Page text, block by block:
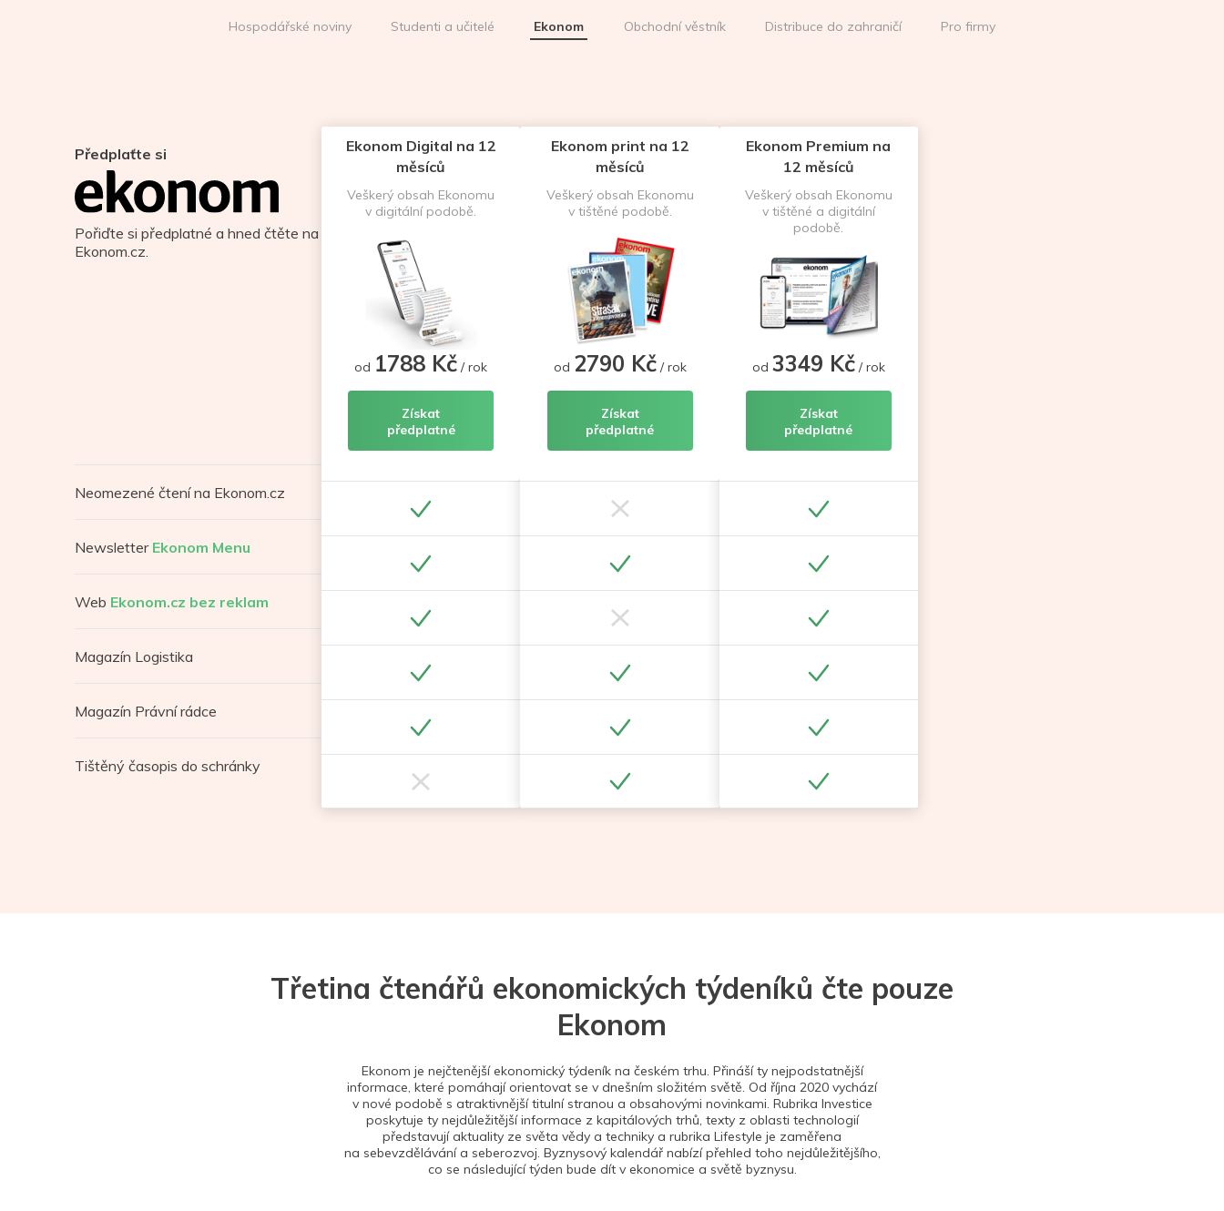
Hospodářské noviny Studenti a učitelé Ekonom Obchodní věstník Distribuce do zahraničí Pro firmy
Předplaťte si
Pořiďte si předplatné a hned čtěte na
Ekonom.cz.
Neomezené čtení na Ekonom.cz
Newsletter Ekonom Menu
Web Ekonom.cz bez reklam
Magazín Logistika
Magazín Právní rádce
Tištěný časopis do schránky
Ekonom Digital na 12
měsíců
Veškerý obsah Ekonomu
v digitální podobě.
od 1788 Kč / rok
Získat
předplatné
Ekonom print na 12
měsíců
Veškerý obsah Ekonomu
v tištěné podobě.
od 2790 Kč/ rok
Získat
předplatné
Ekonom Premium na
12 měsíců
Veškerý obsah Ekonomu
v tištěné a digitální
podobě.
od 3349 Kč/ rok
Získat
předplatné
Třetina čtenářů ekonomických týdeníků čte pouze
Ekonom
Ekonom je nejčtenější ekonomický týdeník na českém trhu. Přináší ty nejpodstatnější
informace, které pomáhají orientovat se v dnešním složitém světě. Od října 2020 vychází
v nové podobě s atraktivnější titulní stranou a obsahovými novinkami. Rubrika Investice
poskytuje ty nejdůležitější informace z kapitálových trhů, texty z oblasti technologií
představují aktuality ze světa vědy a techniky a rubrika Lifestyle je zaměřena
na sebevzdělávání a seberozvoj. Byznysový kalendář nabízí přehled toho nejdůležitějšího,
co se následující týden bude dít v ekonomice a světě byznysu.